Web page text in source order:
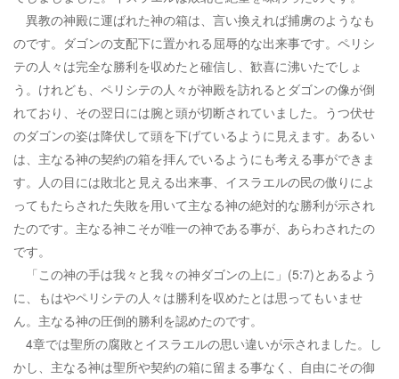
異教の神殿に運ばれた神の箱は、言い換えれば捕虜のようなも
のです。ダゴンの支配下に置かれる屈辱的な出来事です。ペリシ
テの人々は完全な勝利を収めたと確信し、歓喜に沸いたでしょ
う。けれども、ペリシテの人々が神殿を訪れるとダゴンの像が倒
れており、その翌日には腕と頭が切断されていました。うつ伏せ
のダゴンの姿は降伏して頭を下げているように見えます。あるい
は、主なる神の契約の箱を拝んでいるようにも考える事ができま
す。人の目には敗北と見える出来事、イスラエルの民の傲りによ
ってもたらされた失敗を用いて主なる神の絶対的な勝利が示され
たのです。主なる神こそが唯一の神である事が、あらわされたの
です。
「この神の手は我々と我々の神ダゴンの上に」(5:7)とあるよう
に、もはやペリシテの人々は勝利を収めたとは思ってもいませ
ん。主なる神の圧倒的勝利を認めたのです。
4章では聖所の腐敗とイスラエルの思い違いが示されました。し
かし、主なる神は聖所や契約の箱に留まる事なく、自由にその御